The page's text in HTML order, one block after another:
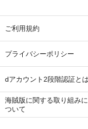
ご利用規約
プライバシーポリシー
dアカウント2段階認証とは
海賊版に関する取り組みに
ついて